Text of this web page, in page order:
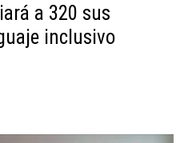
a 320 sus
inclusivo